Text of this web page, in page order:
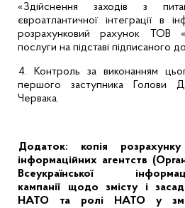
«Здійснення заходів з
євроатлантичної інтеграції в
розрахунковий рахунок ТОВ
послуги на підставі підписаного
4. Контроль за виконанням
першого заступника Голови
Червака.
Додаток: копія
інформаційних агентств
Всеукраїнської
кампанії щодо змісту і
НАТО та ролі НАТО у